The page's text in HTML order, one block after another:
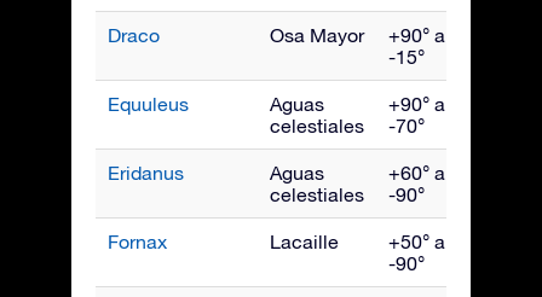
Draco Osa Mayor
+90° a
-15°
Equuleus
Aguas
celestiales
+90° a
-70°
Eridanus
Aguas
celestiales
+60° a
-90°
Fornax Lacaille
+50° a
-90°